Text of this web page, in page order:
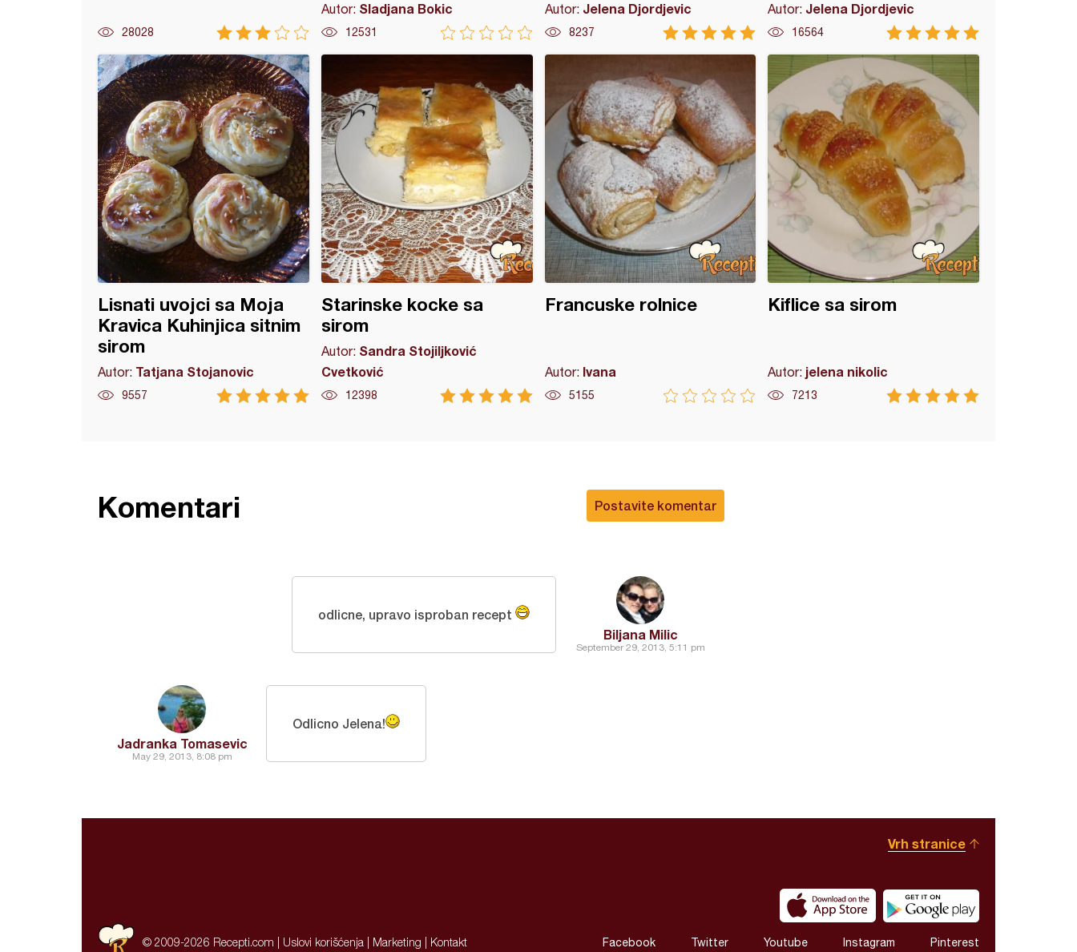
28028
Autor: Sladjana Bokic
12531
Autor: Jelena Djordjevic
8237
Autor: Jelena Djordjevic
16564
Lisnati uvojci sa Moja
Kravica Kuhinjica sitnim
sirom
Autor: Tatjana Stojanovic
9557
Starinske kocke sa
sirom
Autor: Sandra Stojiljković
Cvetković
12398
Francuske rolnice
Autor: Ivana
5155
Kiflice sa sirom
Autor: jelena nikolic
7213
Postavite komentar
Komentari
Biljana Milic
September 29, 2013, 5:11 pm
odlicne, upravo isproban recept
Jadranka Tomasevic
May 29, 2013, 8:08 pm
Odlicno Jelena!
Vrh stranice
© 2009-2026 Recepti.com | Uslovi korišćenja Marketing Kontakt Facebook Twitter Youtube Instagram Pinterest